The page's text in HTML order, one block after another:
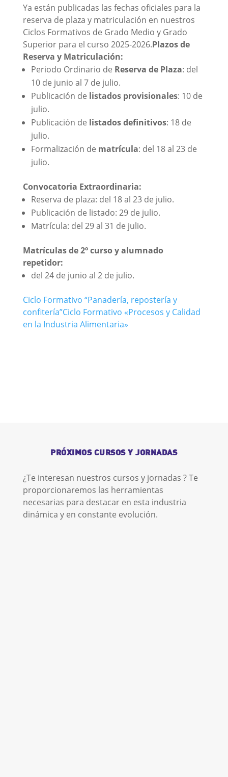
Ya están publicadas las fechas oficiales para la
reserva de plaza y matriculación en nuestros
Ciclos Formativos de Grado Medio y Grado
Superior para el curso 2025-2026.Plazos de
Reserva y Matriculación:
Periodo Ordinario de Reserva de Plaza: del
10 de junio al 7 de julio.
Publicación de listados provisionales: 10 de
julio.
Publicación de listados definitivos: 18 de
julio.
Formalización de matrícula: del 18 al 23 de
julio.
Convocatoria Extraordinaria:
Reserva de plaza: del 18 al 23 de julio.
Publicación de listado: 29 de julio.
Matrícula: del 29 al 31 de julio.
Matrículas de 2º curso y alumnado
repetidor:
del 24 de junio al 2 de julio.
Ciclo Formativo “Panadería, repostería y
confitería”Ciclo Formativo «Procesos y Calidad
en la Industria Alimentaria»
PRÓXIMOS CURSOS Y JORNADAS
¿Te interesan nuestros cursos y jornadas ? Te
proporcionaremos las herramientas
necesarias para destacar en esta industria
dinámica y en constante evolución.